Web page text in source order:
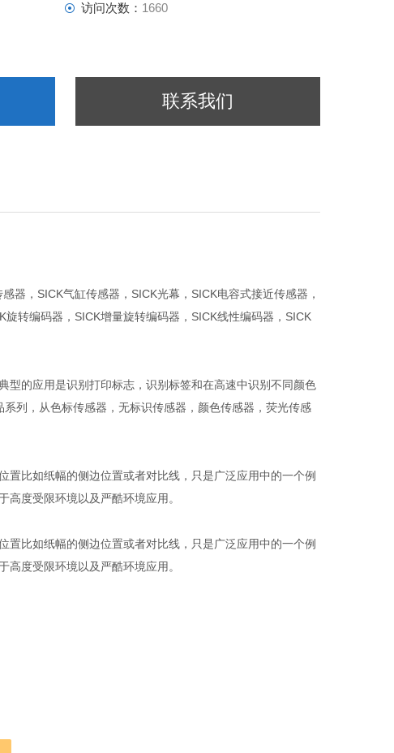
访问次数： 1660
联系我们
器，SICK气缸传感器，SICK光幕，SICK电容式接近传感器，
转编码器，SICK增量旋转编码器，SICK线性编码器，SICK
型的应用是识别打印标志，识别标签和在高速中识别不同颜色
列，从色标传感器，无标识传感器，颜色传感器，荧光传感
比如纸幅的侧边位置或者对比线，只是广泛应用中的一个例
度受限环境以及严酷环境应用。
比如纸幅的侧边位置或者对比线，只是广泛应用中的一个例
度受限环境以及严酷环境应用。